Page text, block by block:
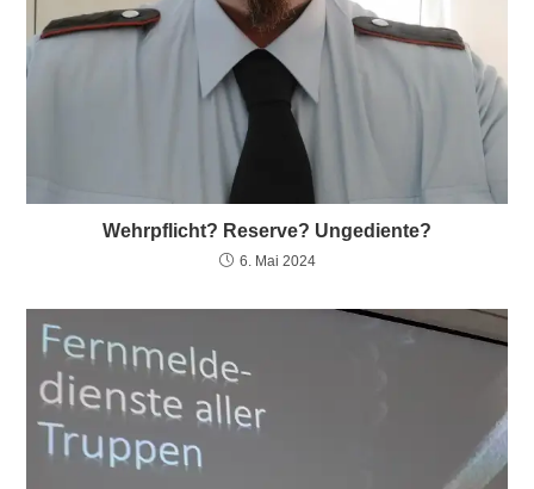
Wehrpflicht? Reserve? Ungediente?
6. Mai 2024